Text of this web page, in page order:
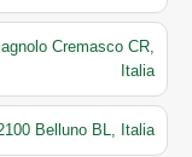
Cremasco CR,
Italia
Belluno BL, Italia